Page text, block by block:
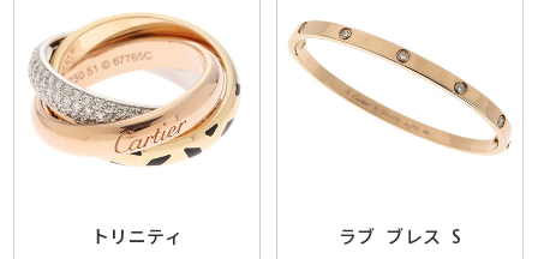
トリニティ ラブ ブレス S